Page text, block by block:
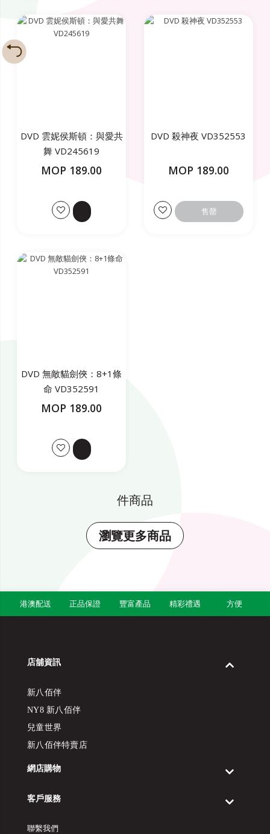
DVD 雲妮侯斯頓：與愛共
舞 VD245619
MOP 189.00
DVD 殺神夜 VD352553
MOP 189.00
售罄
DVD 無敵貓劍俠：8+1條
命 VD352591
MOP 189.00
件商品
瀏覽更多商品
港澳配送 正品保證 豐富產品 精彩禮遇 方便
店舖資訊
新八佰伴
NY8 新八佰伴
兒童世界
新八佰伴特賣店
網店購物
客戶服務
聯繫我們